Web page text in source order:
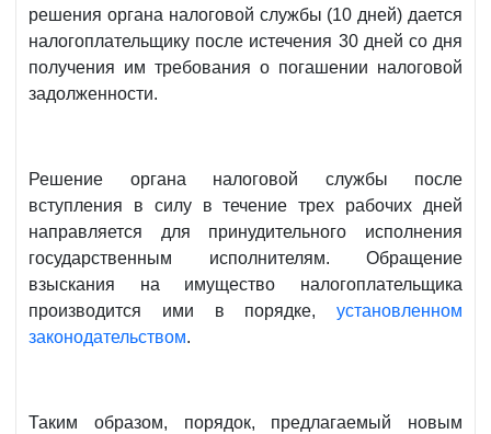
решения органа налоговой службы (10 дней) дается
налогоплательщику после истечения 30 дней со дня
получения им требования о погашении налоговой
задолженности.
Решение органа налоговой службы после
вступления в силу в течение трех рабочих дней
направляется для принудительного исполнения
государственным исполнителям. Обращение
взыскания на имущество налогоплательщика
производится ими в порядке, установленном
законодательством.
Таким образом, порядок, предлагаемый новым